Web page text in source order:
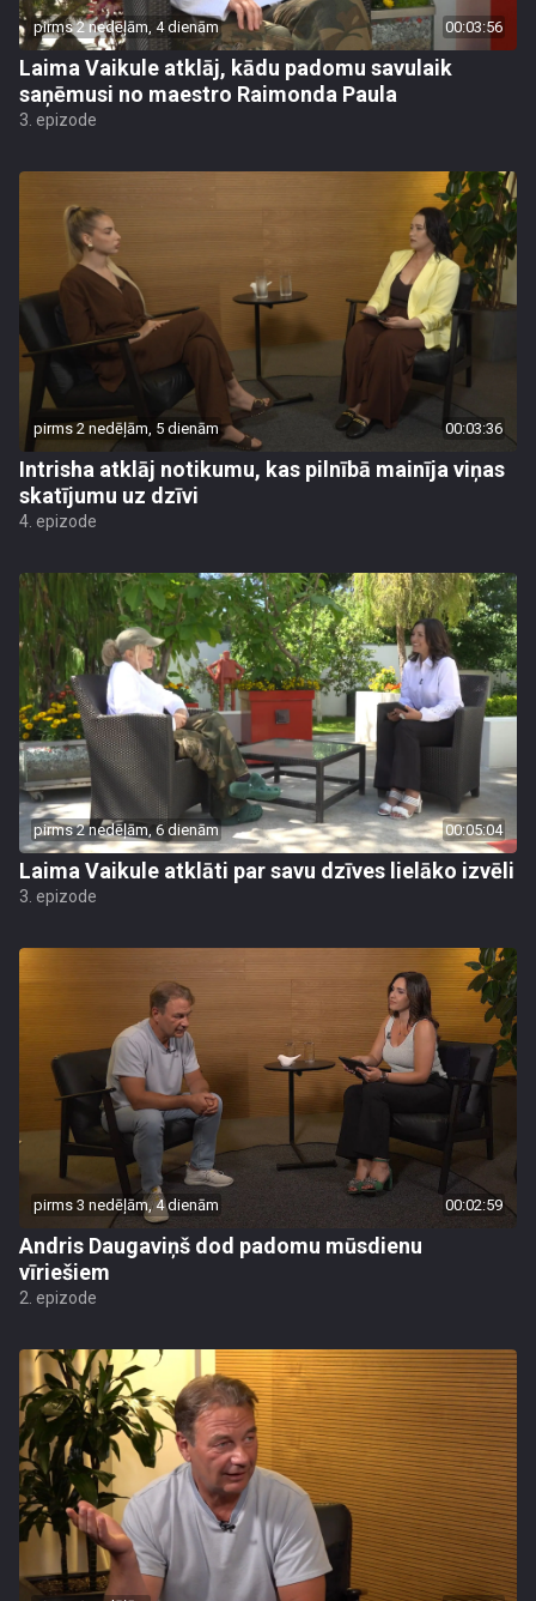
pirms 2 nedēļām, 4 dienām 00:03:56
Laima Vaikule atklāj, kādu padomu savulaik
saņēmusi no maestro Raimonda Paula
3. epizode
pirms 2 nedēļām, 5 dienām 00:03:36
Intrisha atklāj notikumu, kas pilnībā mainīja viņas
skatījumu uz dzīvi
4. epizode
pirms 2 nedēļām, 6 dienām 00:05:04
Laima Vaikule atklāti par savu dzīves lielāko izvēli
3. epizode
pirms 3 nedēļām, 4 dienām 00:02:59
Andris Daugaviņš dod padomu mūsdienu
vīriešiem
2. epizode